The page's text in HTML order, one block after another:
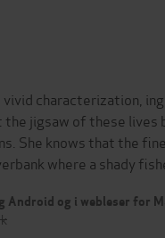
characterization,
jigsaw of these
She knows that the
where a shady
Android og i webleser for